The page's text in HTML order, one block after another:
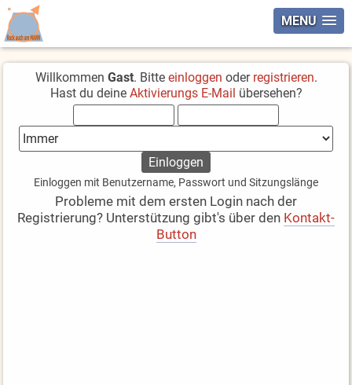
MENU
Willkommen Gast. Bitte einloggen oder registrieren.
Hast du deine Aktivierungs E-Mail übersehen?
Einloggen mit Benutzername, Passwort und Sitzungslänge
Probleme mit dem ersten Login nach der
Registrierung? Unterstützung gibt's über den Kontakt-
Button